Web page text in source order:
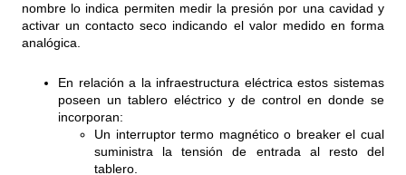
nombre lo indica permiten medir la presión por una cavidad y
activar un contacto seco indicando el valor medido en forma
analógica.
En relación a la infraestructura eléctrica estos sistemas
poseen un tablero eléctrico y de control en donde se
incorporan:
Un interruptor termo magnético o breaker el cual
suministra la tensión de entrada al resto del
tablero.